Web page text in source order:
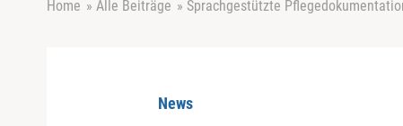
Home » Alle Beiträge » Sprachgestützte
News